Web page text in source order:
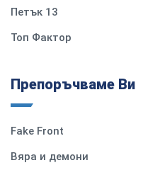
Петък 13
Топ Фактор
Препоръчваме Ви
Fake Front
Вяра и демони